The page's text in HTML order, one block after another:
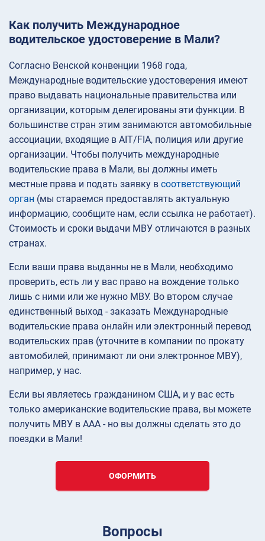
Как получить Международное
водительское удостоверение в Мали?
Согласно Венской конвенции 1968 года,
Международные водительские удостоверения имеют
право выдавать национальные правительства или
организации, которым делегированы эти функции. В
большинстве стран этим занимаются автомобильные
ассоциации, входящие в AIT/FIA, полиция или другие
организации. Чтобы получить международные
водительские права в Мали, вы должны иметь
местные права и подать заявку в соответствующий
орган (мы стараемся предоставлять актуальную
информацию, сообщите нам, если ссылка не работает).
Стоимость и сроки выдачи МВУ отличаются в разных
странах.
Если ваши права выданны не в Мали, необходимо
проверить, есть ли у вас право на вождение только
лишь с ними или же нужно МВУ. Во втором случае
единственный выход - заказать Международные
водительские права онлайн или электронный перевод
водительских прав (уточните в компании по прокату
автомобилей, принимают ли они электронное МВУ),
например, у нас.
Если вы являетесь гражданином США, и у вас есть
только американские водительские права, вы можете
получить МВУ в AAA - но вы должны сделать это до
поездки в Мали!
ОФОРМИТЬ
Вопросы